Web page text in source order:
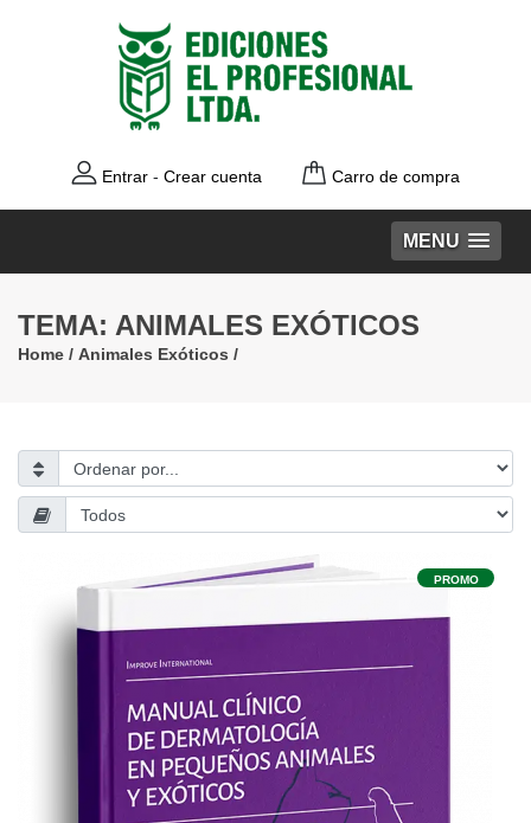
Entrar - Crear cuenta Carro de compra
MENU
TEMA: ANIMALES EXÓTICOS
Home / Animales Exóticos /
PROMO